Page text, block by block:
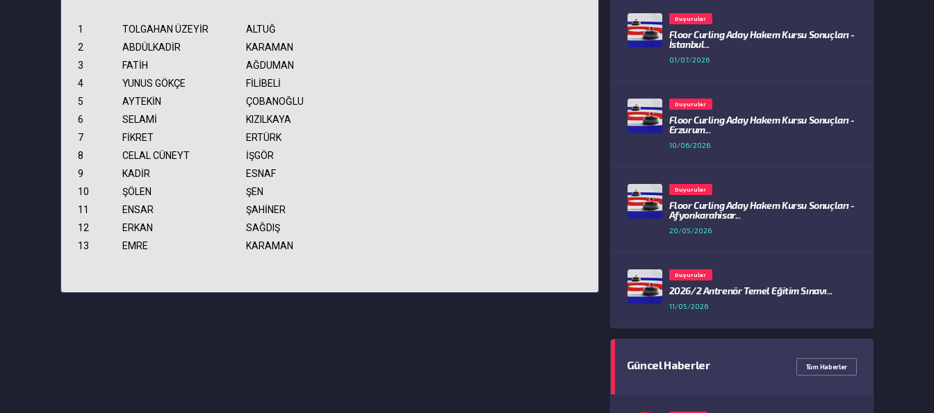
1 TOLGAHAN ÜZEYİR
ALTUĞ
2
ABDÜLKADİR
KARAMAN
3
FATİH
AĞDUMAN
4
YUNUS GÖKÇE
FİLİBELİ
5
AYTEKİN
ÇOBANOĞLU
6
SELAMİ
KIZILKAYA
7
FİKRET
ERTÜRK
8
CELAL CÜNEYT
İŞGÖR
9
KADİR
ESNAF
10
ŞÖLEN
ŞEN
11
ENSAR
ŞAHİNER
12
ERKAN
SAĞDIŞ
13
EMRE KARAMAN
Duyurular
Floor Curling Aday Hakem Kursu Sonuçları -
İstanbul...
01/07/2026
Duyurular
Floor Curling Aday Hakem Kursu Sonuçları -
Erzurum...
10/06/2026
Duyurular
Floor Curling Aday Hakem Kursu Sonuçları -
Afyonkarahisar...
20/05/2026
Duyurular
2026/2 Antrenör Temel Eğitim Sınavı...
11/05/2026
Güncel Haberler Tüm Haberler